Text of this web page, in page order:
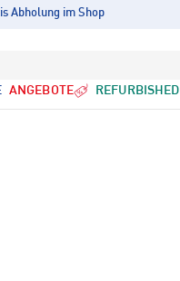
Abholung im Shop
ANGEBOTE REFURBISHED